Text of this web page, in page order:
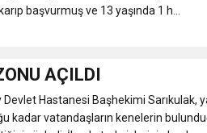
listesi
başvurmuş ve 13 yaşında 1 h...
AÇILDI
Devlet Hastanesi Başhekimi Sarıkulak,
kadar vatandaşların kenelerin